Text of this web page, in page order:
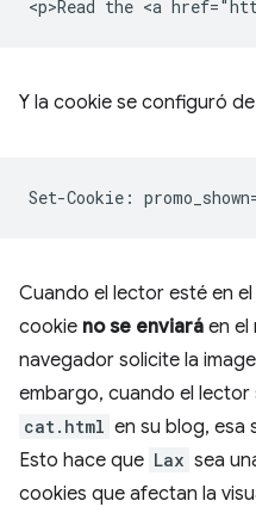
Y la cookie se configuró
Cuando el lector esté en
cookie no se enviará en el
navegador solicite la
embargo, cuando el lector
cat.html en su blog, esa
Esto hace que Lax sea
cookies que afectan la